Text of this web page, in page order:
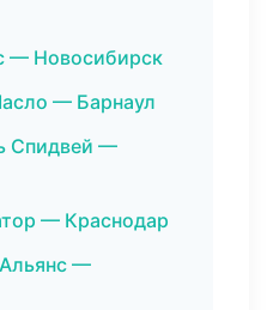
— Новосибирск
— Барнаул
Спидвей —
— Краснодар
—